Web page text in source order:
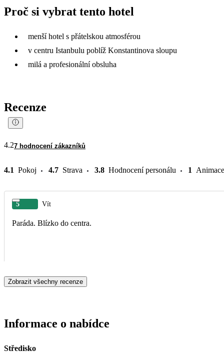
Proč si vybrat tento hotel
menší hotel s přátelskou atmosférou
v centru Istanbulu poblíž Konstantinova sloupu
milá a profesionální obsluha
Recenze
4.27 hodnocení zákazníků
4.1 Pokoj 4.7 Strava 3.8 Hodnocení personálu 1 Animace
5 Vít
Paráda. Blízko do centra.
Zobrazit všechny recenze
Informace o nabídce
Středisko